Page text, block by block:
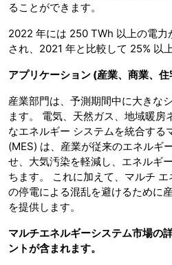
ることができます。
2022 年には 250 TWh 以上の電力
され、2021 年と比較して 25% 以
アプリケーション (産業、商業、住
産業部門は、予測期間中に大きな
ます。 電気、天然ガス、地域暖房
なエネルギー システムを統合する
(MES) は、産業が従来のエネルギ
せ、大気汚染を軽減し、エネルギ
ちます。 これに加えて、マルチ
の停電による混乱を避けるために
を提供します。
マルチエネルギーシステム市場の
ントが含まれます。